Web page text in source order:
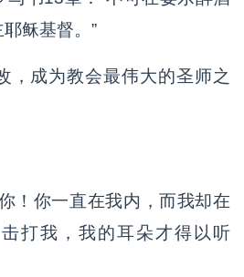
稣基督。”
，成为教会最伟大的圣师之
！你一直在我内，而我却在
打我，我的耳朵才得以听